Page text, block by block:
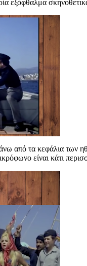
εξόφθαλμα
από τα κεφάλια των
είναι κάτι